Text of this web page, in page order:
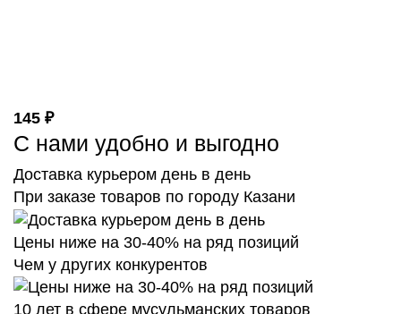
145 ₽
С нами удобно и выгодно
Доставка курьером день в день
При заказе товаров по городу Казани
Цены ниже на 30-40% на ряд позиций
Чем у других конкурентов
10 лет в сфере мусульманских товаров